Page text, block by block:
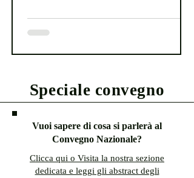
Speciale convegno
Vuoi sapere di cosa si parlerà al
Convegno Nazionale?
Clicca qui o Visita la nostra sezione
dedicata e leggi gli abstract degli